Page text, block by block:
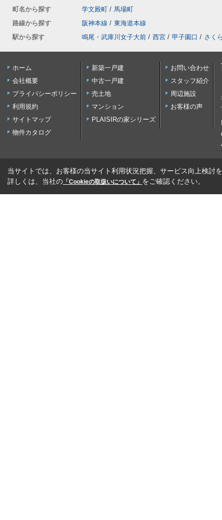
町名から探す
学文殿町 / 馬場町
路線から探す
阪神本線 / 東海道本線
駅から探す
鳴尾・武庫川女子大前 / 西宮 / 甲子園口 / さく
ホーム
会社概要
プライバシーポリシー
利用規約
サイトマップ
物件カタログ
新築一戸建
中古一戸建
売土地
マンション
PLAISIRの家シリーズ
お問い合わせ
スタッフ紹介
周辺施設
お客様の声
当サイトでは、お客様の当サイト利用状況把握、サービス向上検討
詳しくは、当社の 「Cookieの取扱いについて」 をご確認ください。